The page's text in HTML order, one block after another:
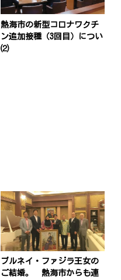
熱海市の新型コロナワクチ
ン追加接種（3回目）につい
⑵
ブルネイ・ファジラ王女の
ご結婚。 熱海市からも連